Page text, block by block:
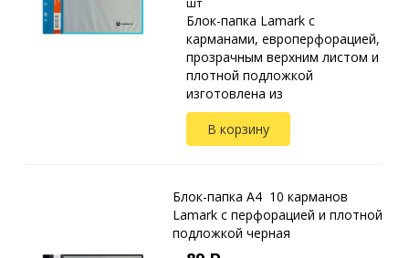
Блок-папка Lamark с
карманами, европерфорацией,
прозрачным верхним листом и
плотной подложкой
изготовлена из
высококачественного
полипропилена.
Предназначена для хранения и
В корзину
Блок-папка A4 10 карманов
Lamark с перфорацией и плотной
подложкой черная